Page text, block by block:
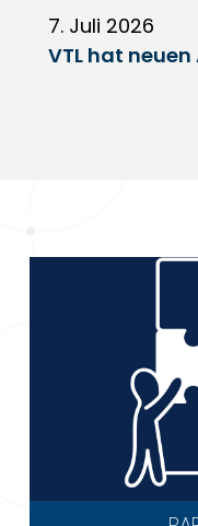
7. Juli 2026
VTL hat